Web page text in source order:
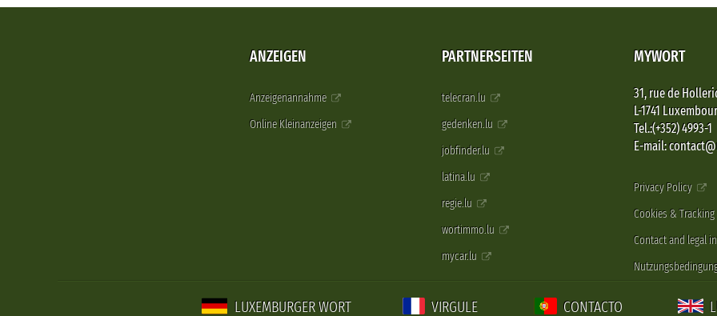
ANZEIGEN
Anzeigenannahme
Online Kleinanzeigen
PARTNERSEITEN
telecran.lu
gedenken.lu
jobfinder.lu
latina.lu
regie.lu
wortimmo.lu
mycar.lu
MYWORT
31, rue de
L-1741
Tel.:(+352) 4993-1
E-mail:
Privacy Policy
Cookies & Tracking
Contact and legal
LUXEMBURGER WORT VIRGULE CONTACTO